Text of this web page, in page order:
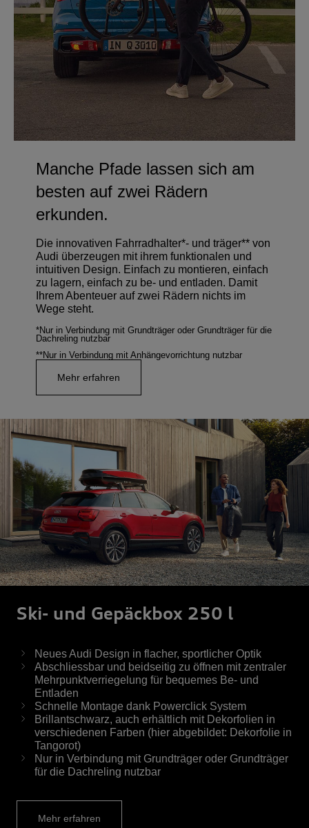
Manche Pfade lassen sich am
besten auf zwei Rädern
erkunden.
Die innovativen Fahrradhalter*- und träger** von
Audi überzeugen mit ihrem funktionalen und
intuitiven Design. Einfach zu montieren, einfach
zu lagern, einfach zu be- und entladen. Damit
Ihrem Abenteuer auf zwei Rädern nichts im
Wege steht.
*Nur in Verbindung mit Grundträger oder Grundträger für die
Dachreling nutzbar
**Nur in Verbindung mit Anhängevorrichtung nutzbar
Mehr erfahren
Ski- und Gepäckbox 250 l
Neues Audi Design in flacher, sportlicher Optik
Abschliessbar und beidseitig zu öffnen mit zentraler
Mehrpunktverriegelung für bequemes Be- und
Entladen
Schnelle Montage dank Powerclick System
Brillantschwarz, auch erhältlich mit Dekorfolien in
verschiedenen Farben (hier abgebildet: Dekorfolie in
Tangorot)
Nur in Verbindung mit Grundträger oder Grundträger
für die Dachreling nutzbar
Mehr erfahren